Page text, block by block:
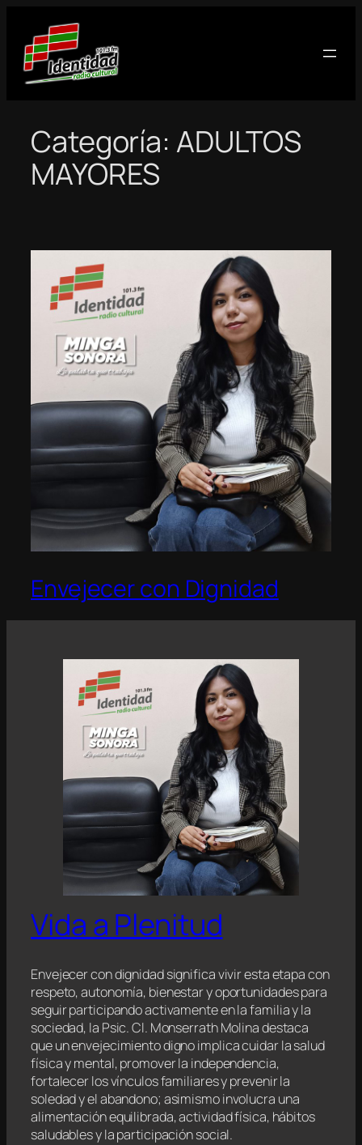
contenido
Categoría: ADULTOS
MAYORES
Envejecer con Dignidad
Vida a Plenitud
Envejecer con dignidad significa vivir esta etapa con
respeto, autonomía, bienestar y oportunidades para
seguir participando activamente en la familia y la
sociedad, la Psic. Cl. Monserrath Molina destaca
que un envejecimiento digno implica cuidar la salud
física y mental, promover la independencia,
fortalecer los vínculos familiares y prevenir la
soledad y el abandono; asimismo involucra una
alimentación equilibrada, actividad física, hábitos
saludables y la participación social.